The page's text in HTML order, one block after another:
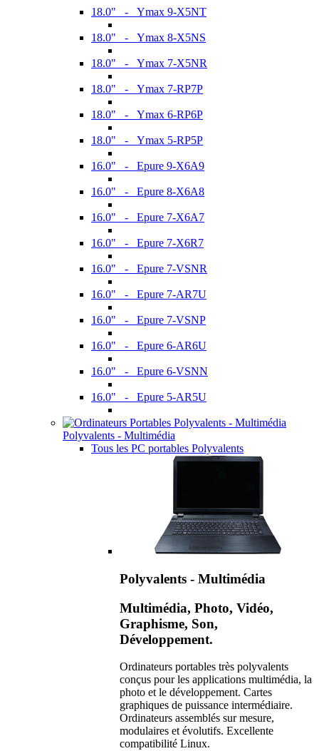
18.0" - Ymax 9-X5NT
18.0" - Ymax 8-X5NS
18.0" - Ymax 7-X5NR
18.0" - Ymax 7-RP7P
18.0" - Ymax 6-RP6P
18.0" - Ymax 5-RP5P
16.0" - Epure 9-X6A9
16.0" - Epure 8-X6A8
16.0" - Epure 7-X6A7
16.0" - Epure 7-X6R7
16.0" - Epure 7-VSNR
16.0" - Epure 7-AR7U
16.0" - Epure 7-VSNP
16.0" - Epure 6-AR6U
16.0" - Epure 6-VSNN
16.0" - Epure 5-AR5U
Polyvalents - Multimédia
Tous les PC portables Polyvalents
Polyvalents - Multimédia
Multimédia, Photo, Vidéo,
Graphisme, Son,
Développement.
Ordinateurs portables très polyvalents
conçus pour les applications multimédia, la
photo et le développement. Cartes
graphiques de puissance intermédiaire.
Ordinateurs assemblés sur mesure,
modulaires et évolutifs. Excellente
compatibilité Linux.